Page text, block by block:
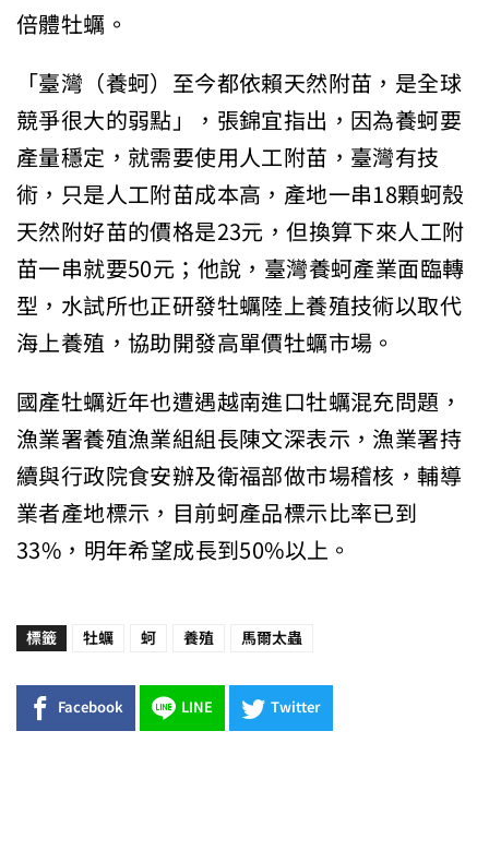
倍體牡蠣。
「臺灣（養蚵）至今都依賴天然附苗，是全球
競爭很大的弱點」，張錦宜指出，因為養蚵要
產量穩定，就需要使用人工附苗，臺灣有技
術，只是人工附苗成本高，產地一串18顆蚵殼
天然附好苗的價格是23元，但換算下來人工附
苗一串就要50元；他說，臺灣養蚵產業面臨轉
型，水試所也正研發牡蠣陸上養殖技術以取代
海上養殖，協助開發高單價牡蠣市場。
國產牡蠣近年也遭遇越南進口牡蠣混充問題，
漁業署養殖漁業組組長陳文深表示，漁業署持
續與行政院食安辦及衛福部做市場稽核，輔導
業者產地標示，目前蚵產品標示比率已到
33%，明年希望成長到50%以上。
標籤 牡蠣 蚵 養殖 馬爾太蟲
Facebook LINE Twitter